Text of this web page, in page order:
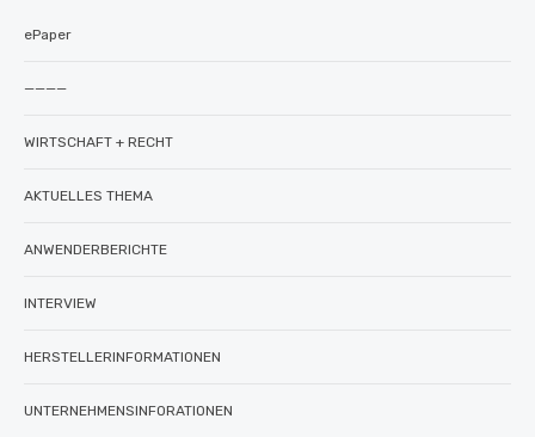
ePaper
————
WIRTSCHAFT + RECHT
AKTUELLES THEMA
ANWENDERBERICHTE
INTERVIEW
HERSTELLERINFORMATIONEN
UNTERNEHMENSINFORATIONEN